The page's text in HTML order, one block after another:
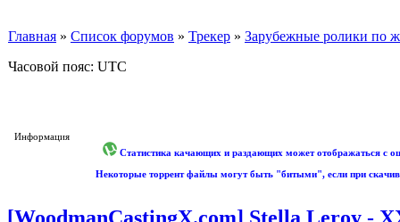
Главная » Список форумов » Трекер » Зарубежные ролики по
Часовой пояс: UTC
Информация
Статистика качающих и раздающих может отображаться с
Некоторые торрент файлы могут быть "битыми", если при